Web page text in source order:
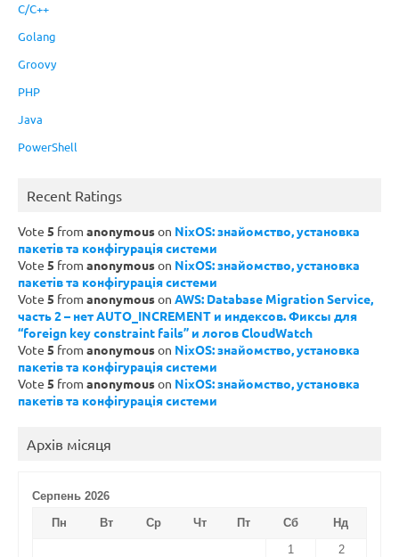
C/C++
Golang
Groovy
PHP
Java
PowerShell
Recent Ratings
Vote 5 from anonymouson NixOS: знайомство, установка
пакетів та конфігурація системи
Vote 5 from anonymouson NixOS: знайомство, установка
пакетів та конфігурація системи
Vote 5 from anonymouson AWS: Database Migration Service,
часть 2 – нет AUTO_INCREMENT и индексов. Фиксы для
“foreign key constraint fails” и логов CloudWatch
Vote 5 from anonymouson NixOS: знайомство, установка
пакетів та конфігурація системи
Vote 5 from anonymouson NixOS: знайомство, установка
пакетів та конфігурація системи
Архів місяця
Серпень 2026
Пн
Вт Ср Чт Пт Сб
Нд
1
2